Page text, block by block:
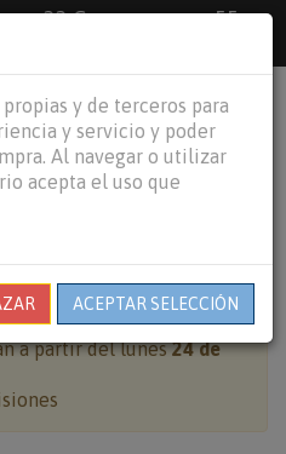
33 €
55
person shopping_cart
realizados del7 al 23
a partir del lunes24 de
y de terceros para
y servicio y poder
Al navegar o utilizar
acepta el uso que
ACEPTAR SELECCIÓN